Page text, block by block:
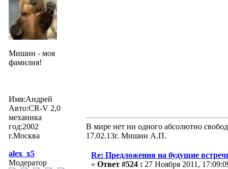
Мишин - моя
фамилия!
Имя:Андрей
Авто:CR-V 2,0
механика
год:2002
г.Москва
В мире нет ни одного абсолютно
17.02.13г. Мишин А.П.
alex_x5
Модератор
Re: Предложения на будущие
« Ответ #524 : 27 Ноября 2011,